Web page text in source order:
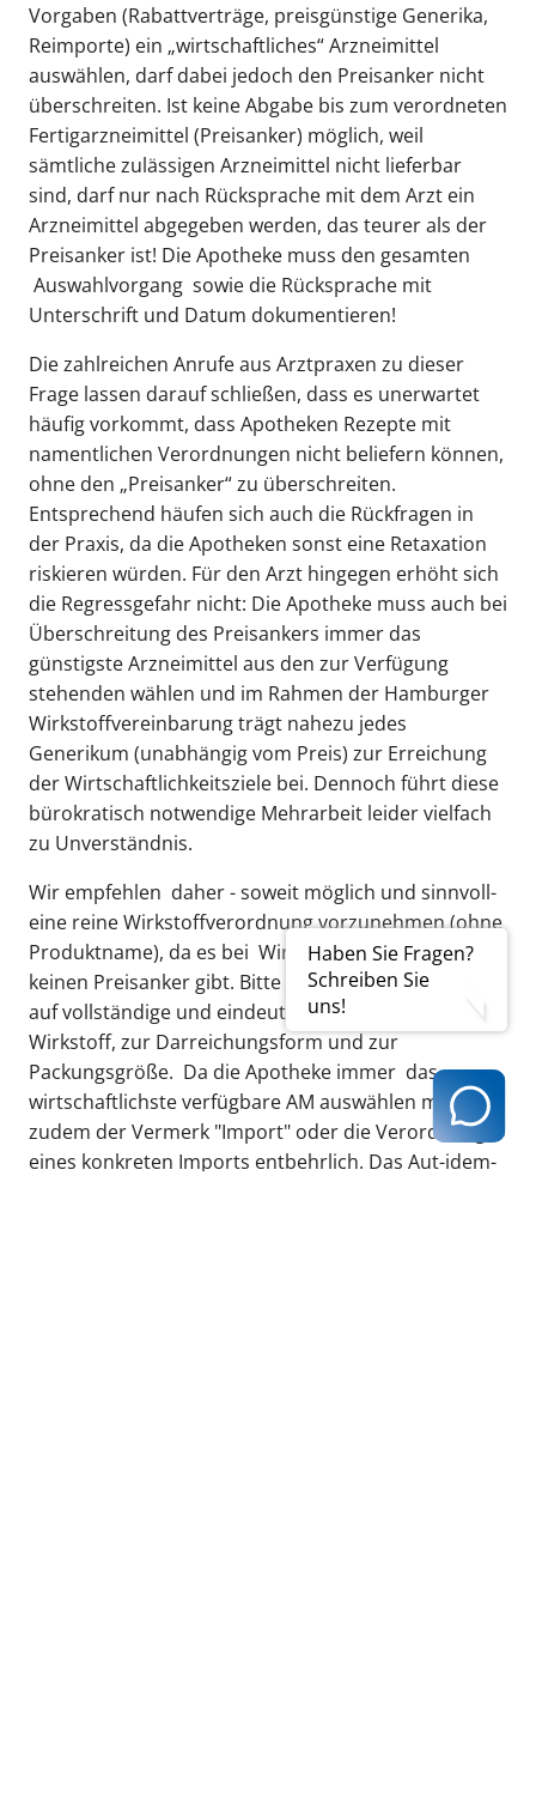
Haben Sie Fragen?
Schreiben Sie
uns!
Vorgaben (Rabattverträge, preisgünstige Generika,
Reimporte) ein „wirtschaftliches“ Arzneimittel
auswählen, darf dabei jedoch den Preisanker nicht
überschreiten. Ist keine Abgabe bis zum verordneten
Fertigarzneimittel (Preisanker) möglich, weil
sämtliche zulässigen Arzneimittel nicht lieferbar
sind, darf nur nach Rücksprache mit dem Arzt ein
Arzneimittel abgegeben werden, das teurer als der
Preisanker ist! Die Apotheke muss den gesamten
Auswahlvorgang sowie die Rücksprache mit
Unterschrift und Datum dokumentieren!
Die zahlreichen Anrufe aus Arztpraxen zu dieser
Frage lassen darauf schließen, dass es unerwartet
häufig vorkommt, dass Apotheken Rezepte mit
namentlichen Verordnungen nicht beliefern können,
ohne den „Preisanker“ zu überschreiten.
Entsprechend häufen sich auch die Rückfragen in
der Praxis, da die Apotheken sonst eine Retaxation
riskieren würden. Für den Arzt hingegen erhöht sich
die Regressgefahr nicht: Die Apotheke muss auch bei
Überschreitung des Preisankers immer das
günstigste Arzneimittel aus den zur Verfügung
stehenden wählen und im Rahmen der Hamburger
Wirkstoffvereinbarung trägt nahezu jedes
Generikum (unabhängig vom Preis) zur Erreichung
der Wirtschaftlichkeitsziele bei. Dennoch führt diese
bürokratisch notwendige Mehrarbeit leider vielfach
zu Unverständnis.
Wir empfehlen daher - soweit möglich und sinnvoll-
eine reine Wirkstoffverordnung vorzunehmen (ohne
Produktname), da es bei Wirkstoffverordnungen
keinen Preisanker gibt. Bitte achten Sie dabei auch
auf vollständige und eindeutige Angaben zum
Wirkstoff, zur Darreichungsform und zur
Packungsgröße. Da die Apotheke immer das
wirtschaftlichste verfügbare AM auswählen muss, ist
zudem der Vermerk "Import" oder die Verordnung
eines konkreten Imports entbehrlich. Das Aut-idem-